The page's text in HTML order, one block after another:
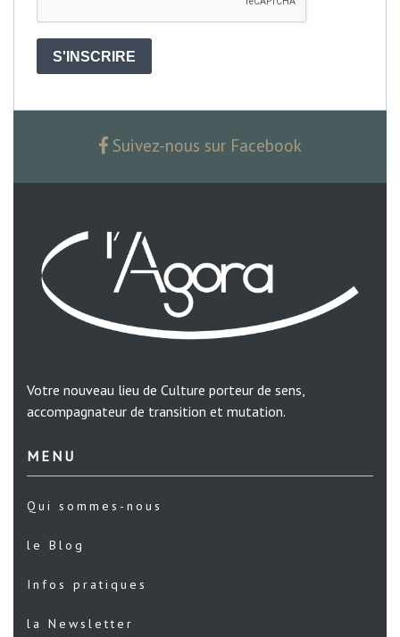
S'INSCRIRE
Suivez-nous sur Facebook
Votre nouveau lieu de Culture porteur de sens,
accompagnateur de transition et mutation.
MENU
Qui sommes-nous
le Blog
Infos pratiques
la Newsletter